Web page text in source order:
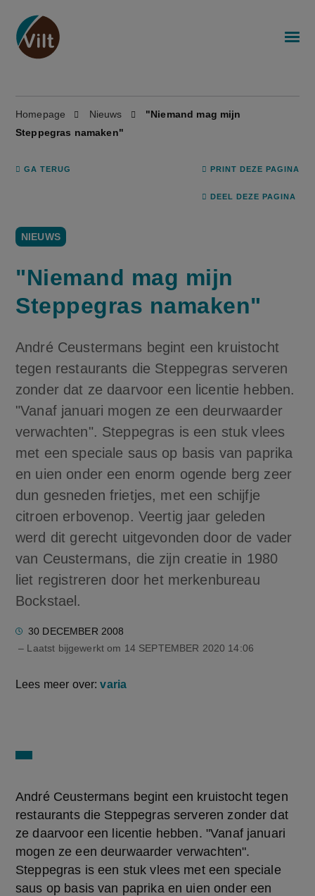
Homepage Nieuws
"Niemand mag mijn
Steppegras namaken"
GA TERUG PRINT DEZE PAGINA
DEEL DEZE PAGINA
NIEUWS
"Niemand mag mijn
Steppegras namaken"
André Ceustermans begint een kruistocht
tegen restaurants die Steppegras serveren
zonder dat ze daarvoor een licentie hebben.
"Vanaf januari mogen ze een deurwaarder
verwachten". Steppegras is een stuk vlees
met een speciale saus op basis van paprika
en uien onder een enorm ogende berg zeer
dun gesneden frietjes, met een schijfje
citroen erbovenop. Veertig jaar geleden
werd dit gerecht uitgevonden door de vader
van Ceustermans, die zijn creatie in 1980
liet registreren door het merkenbureau
Bockstael.
30 DECEMBER 2008
– Laatst bijgewerkt om 14 SEPTEMBER 2020 14:06
Lees meer over:varia
André Ceustermans begint een kruistocht tegen
restaurants die Steppegras serveren zonder dat
ze daarvoor een licentie hebben. "Vanaf januari
mogen ze een deurwaarder verwachten".
Steppegras is een stuk vlees met een speciale
saus op basis van paprika en uien onder een